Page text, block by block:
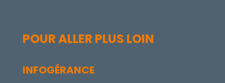
POUR ALLER PLUS LOIN
INFOGÉRANCE